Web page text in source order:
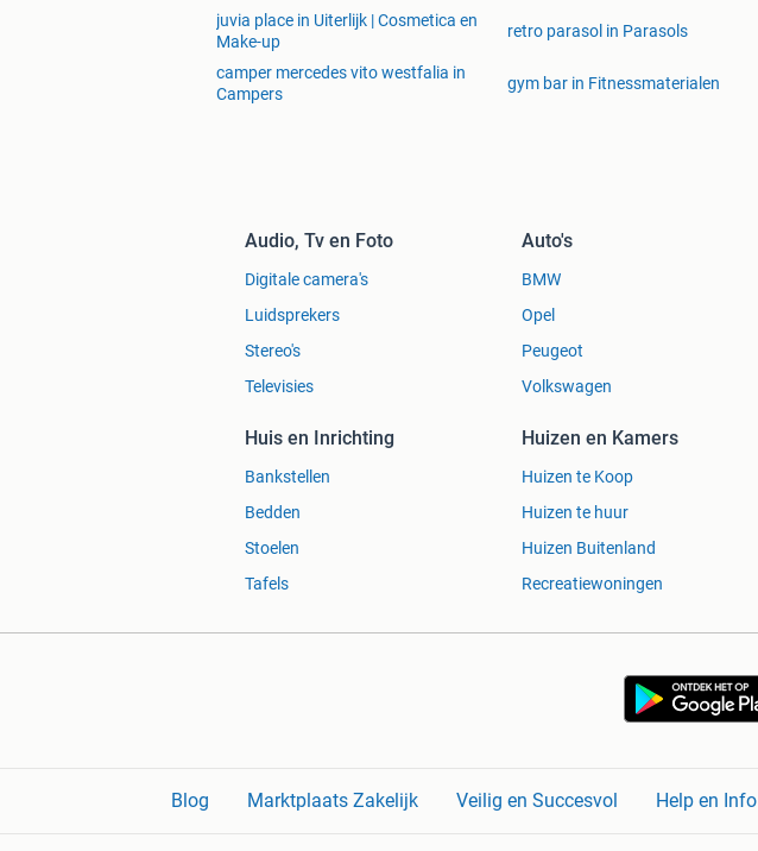
juvia place in Uiterlijk | Cosmetica en
Make-up
retro parasol in Parasols
camper mercedes vito westfalia in
Campers
gym bar in Fitnessmaterialen
Audio, Tv en Foto
Digitale camera's
Luidsprekers
Stereo's
Televisies
Auto's
BMW
Opel
Peugeot
Volkswagen
Huis en Inrichting
Bankstellen
Bedden
Stoelen
Tafels
Huizen en Kamers
Huizen te Koop
Huizen te huur
Huizen Buitenland
Recreatiewoningen
Blog Marktplaats Zakelijk Veilig en Succesvol Help en Info